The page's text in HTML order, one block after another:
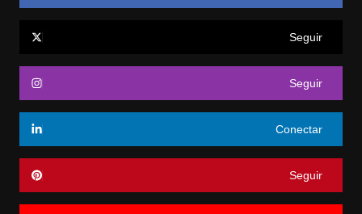
Seguir
Seguir
Conectar
Seguir